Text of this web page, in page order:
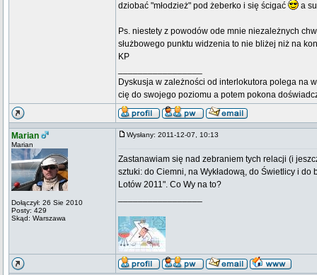
dziobać "młodzież" pod żeberko i się ścigać
a
Ps. niestety z powodów ode mnie niezależnych
służbowego punktu widzenia to nie bliżej niż na
KP
Dyskusja w zależności od interlokutora polega na
cię do swojego poziomu a potem pokona
Marian
Marian
Dołączył: 26 Sie 2010
Posty: 429
Skąd: Warszawa
Wysłany: 2011-12-07, 10:13
Zastanawiam się nad zebraniem tych relacji (i
sztuki: do Ciemni, na Wykładową, do Świetlicy i
Lotów 2011". Co Wy na to?